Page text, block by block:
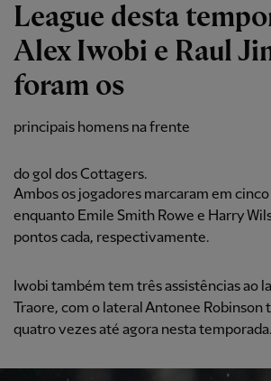
League desta
Alex Iwobi e Raul
foram os
principais homens na frente
do gol dos Cottagers.
Ambos os jogadores marcaram em cinco
enquanto Emile Smith Rowe e Harry
pontos cada, respectivamente.
Iwobi também tem três assistências ao
Traore, com o lateral Antonee Robinson
quatro vezes até agora nesta temporada.